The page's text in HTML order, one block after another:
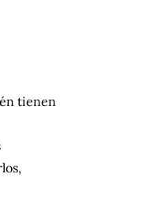
tienen